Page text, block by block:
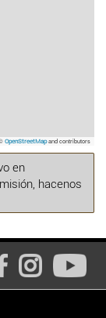
OpenStreetMapand contributors
en
hacenos